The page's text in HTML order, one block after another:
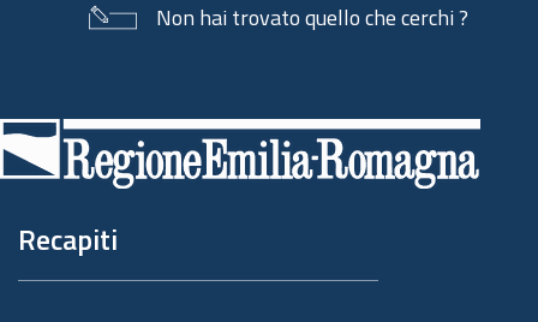
Non hai trovato quello che cerchi ?
di
pagina
Recapiti